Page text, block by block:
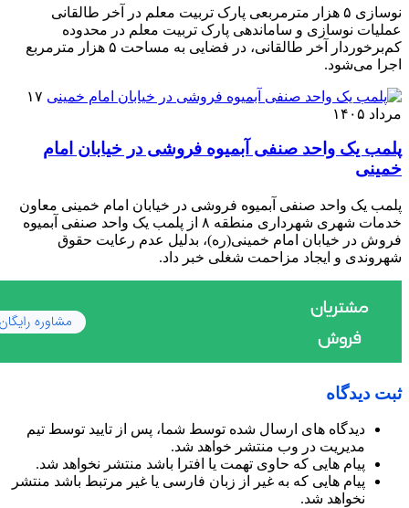
نوسازی ۵ هزار مترمربعی پارک تربیت معلم در آخر طالقانی
عملیات نوسازی و ساماندهی پارک تربیت معلم در محدوده
کم‌برخوردار آخر طالقانی، در فضایی به مساحت ۵ هزار مترمربع
اجرا می‌شود.
۱۷
مرداد ۱۴۰۵
پلمب یک واحد صنفی آبمیوه فروشی در خیابان امام
خمینی
پلمب یک واحد صنفی آبمیوه فروشی در خیابان امام خمینی معاون
خدمات شهری شهرداری منطقه ۸ از پلمب یک واحد صنفی آبمیوه
فروش در خیابان امام خمینی(ره)، بدلیل عدم رعایت حقوق
شهروندی و ایجاد مزاحمت شغلی خبر داد.
ثبت دیدگاه
دیدگاه های ارسال شده توسط شما، پس از تایید توسط تیم
مدیریت در وب منتشر خواهد شد.
پیام هایی که حاوی تهمت یا افترا باشد منتشر نخواهد شد.
پیام هایی که به غیر از زبان فارسی یا غیر مرتبط باشد منتشر
نخواهد شد.